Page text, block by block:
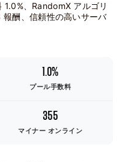
、RandomX アルゴリ
酬、信頼性の高いサーバ
1.0%
プール手数料
355
マイナー オンライン